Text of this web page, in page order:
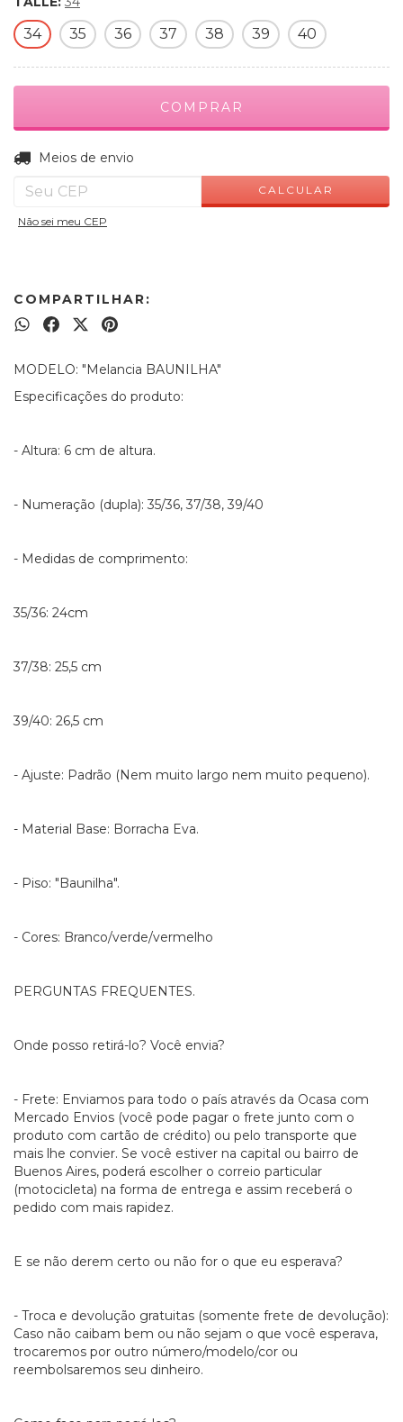
34 35 36 37 38 39 40
Entregas para o CEP:
Meios de envio
CALCULAR
Não sei meu CEP
COMPARTILHAR:
MODELO: "Melancia BAUNILHA"
Especificações do produto:
- Altura: 6 cm de altura.
- Numeração (dupla): 35/36, 37/38, 39/40
- Medidas de comprimento:
35/36: 24cm
37/38: 25,5 cm
39/40: 26,5 cm
- Ajuste: Padrão (Nem muito largo nem muito pequeno).
- Material Base: Borracha Eva.
- Piso: "Baunilha".
- Cores: Branco/verde/vermelho
PERGUNTAS FREQUENTES.
Onde posso retirá-lo? Você envia?
- Frete: Enviamos para todo o país através da Ocasa com
Mercado Envios (você pode pagar o frete junto com o
produto com cartão de crédito) ou pelo transporte que
mais lhe convier. Se você estiver na capital ou bairro de
Buenos Aires, poderá escolher o correio particular
(motocicleta) na forma de entrega e assim receberá o
pedido com mais rapidez.
E se não derem certo ou não for o que eu esperava?
- Troca e devolução gratuitas (somente frete de devolução):
Caso não caibam bem ou não sejam o que você esperava,
trocaremos por outro número/modelo/cor ou
reembolsaremos seu dinheiro.